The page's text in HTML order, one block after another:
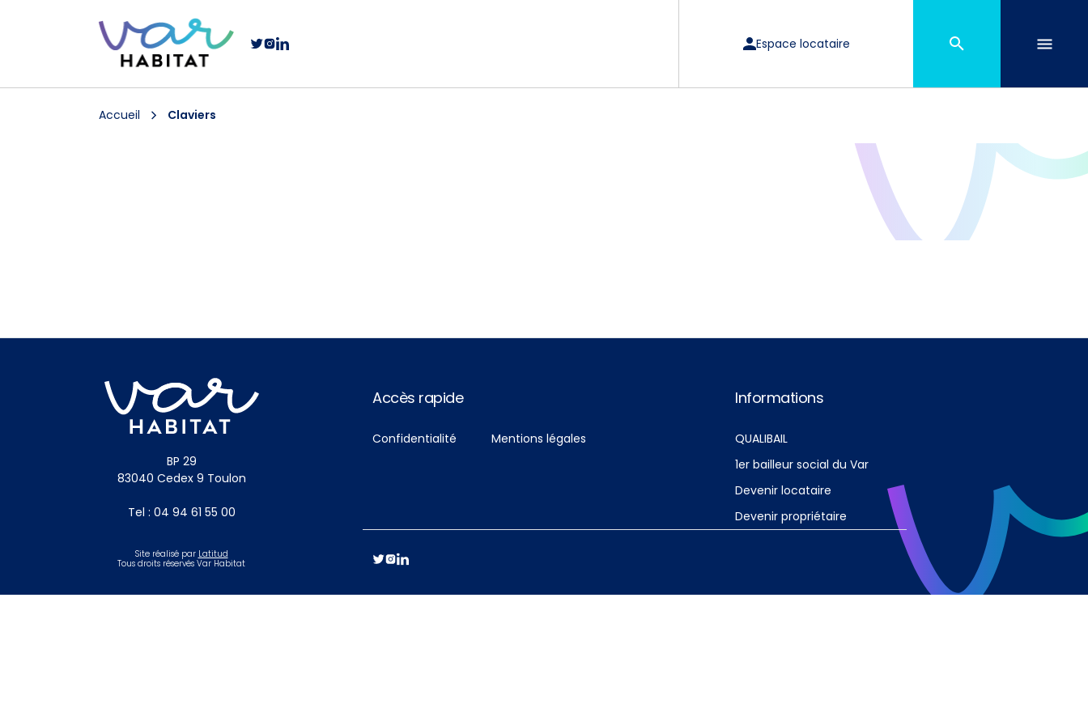
Espace locataire
Accueil Claviers
BP 29
83040 Cedex 9 Toulon
Tel : 04 94 61 55 00
Accès rapide
Confidentialité Mentions légales
Informations
QUALIBAIL
1er bailleur social du Var
Devenir locataire
Devenir propriétaire
Site réalisé par Latitud
Tous droits réservés Var Habitat